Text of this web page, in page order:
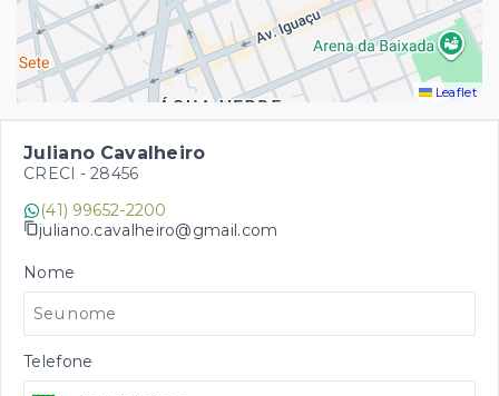
Leaflet
Juliano Cavalheiro
CRECI - 28456
(41) 99652-2200
juliano.cavalheiro@gmail.com
Nome
Telefone